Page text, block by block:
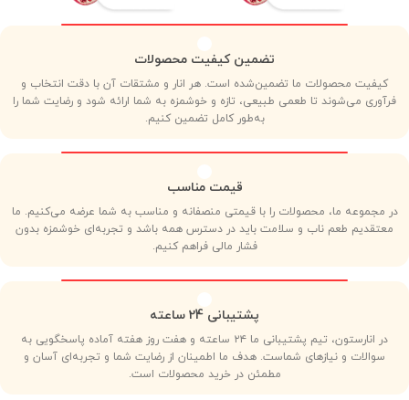
تضمین کیفیت محصولات
کیفیت محصولات ما تضمین‌شده است. هر انار و مشتقات آن با دقت انتخاب و
فرآوری می‌شوند تا طعمی طبیعی، تازه و خوشمزه به شما ارائه شود و رضایت شما را
به‌طور کامل تضمین کنیم.
قیمت مناسب
در مجموعه ما، محصولات را با قیمتی منصفانه و مناسب به شما عرضه می‌کنیم. ما
معتقدیم طعم ناب و سلامت باید در دسترس همه باشد و تجربه‌ای خوشمزه بدون
فشار مالی فراهم کنیم.
پشتیبانی 24 ساعته
در انارستون، تیم پشتیبانی ما ۲۴ ساعته و هفت روز هفته آماده پاسخگویی به
سوالات و نیازهای شماست. هدف ما اطمینان از رضایت شما و تجربه‌ای آسان و
مطمئن در خرید محصولات است.